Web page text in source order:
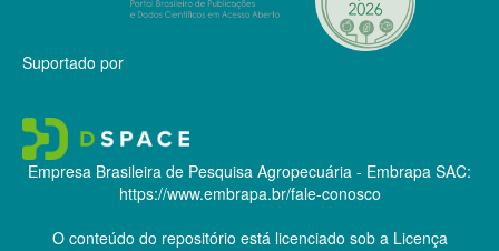
Suportado por
Empresa Brasileira de Pesquisa Agropecuária - Embrapa SAC:
https://www.embrapa.br/fale-conosco
O conteúdo do repositório está licenciado sob a Licença